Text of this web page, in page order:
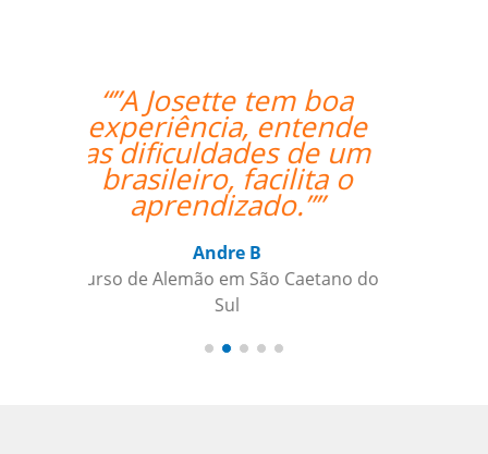
“”Working with Jane
was fantastic. ””
Kiernan Hogan
Curso de Português em Belo